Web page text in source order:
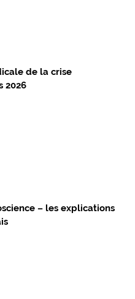
de la crise
2026
– les explications